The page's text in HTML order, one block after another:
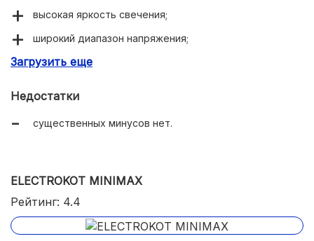
высокая яркость свечения;
широкий диапазон напряжения;
ресурс не менее 50000 часов.
Загрузить еще
Недостатки
существенных минусов нет.
ELECTROKOT MINIMAX
Рейтинг: 4.4